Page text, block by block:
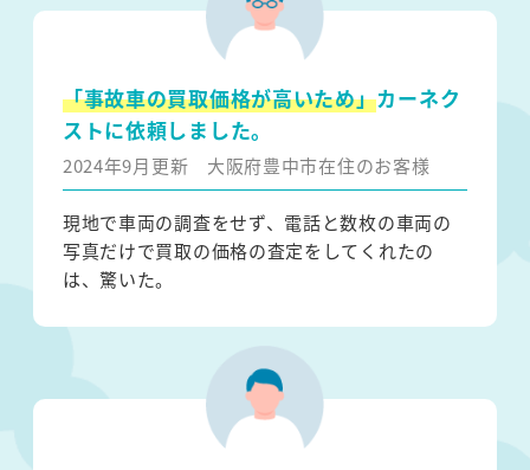
「事故車の買取価格が高いため」カーネク
ストに依頼しました。
2024年9月更新 大阪府豊中市在住のお客様
現地で車両の調査をせず、電話と数枚の車両の
写真だけで買取の価格の査定をしてくれたの
は、驚いた。